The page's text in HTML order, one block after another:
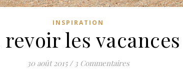
INSPIRATION
revoir les vacances
30 août 2015 / 3 Commentaires